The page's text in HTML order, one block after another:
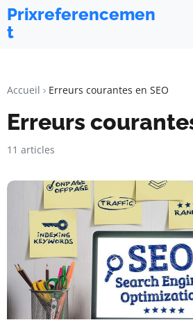
Prixreferencemen
t
Accueil Erreurs courantes en SEO
Erreurs
11 articles